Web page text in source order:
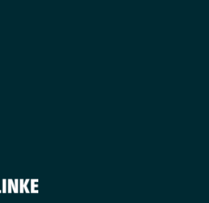
(Link öffnet ein neues Fenster)